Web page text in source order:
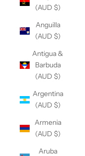
(AUD $)
Anguilla
(AUD $)
Antigua &
Barbuda
(AUD $)
Argentina
(AUD $)
Armenia
(AUD $)
Aruba